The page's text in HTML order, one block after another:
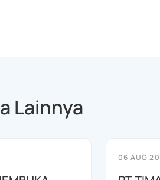
Lainnya
06 AUG